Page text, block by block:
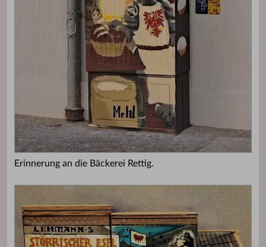
Erinnerung an die Bäckerei Rettig.